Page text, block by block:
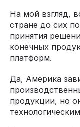
На мой взгляд,
стране до сих
принятия
конечных
платформ.
Да, Америка
продукции, но